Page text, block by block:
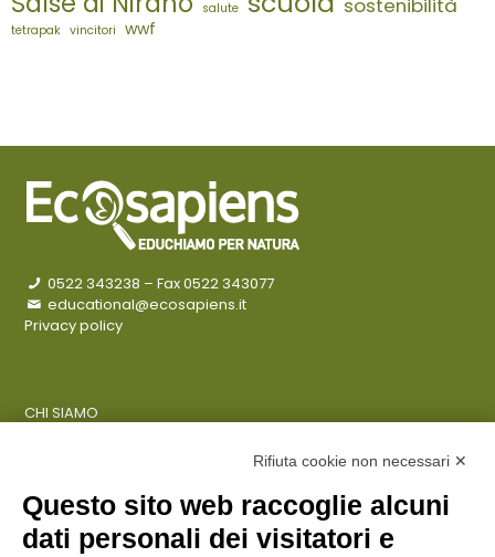
salute sostenibilità
tetrapak vincitori wwf
0522 343238 – Fax 0522 343077
educational@ecosapiens.it
Privacy policy
CHI SIAMO
ENTI PUBBLICI
Rifiuta cookie non necessari ✕
Questo sito web raccoglie alcuni
dati personali dei visitatori e